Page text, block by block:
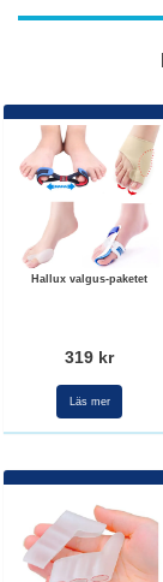
Hallux valgus-paketet
319 kr
Läs mer